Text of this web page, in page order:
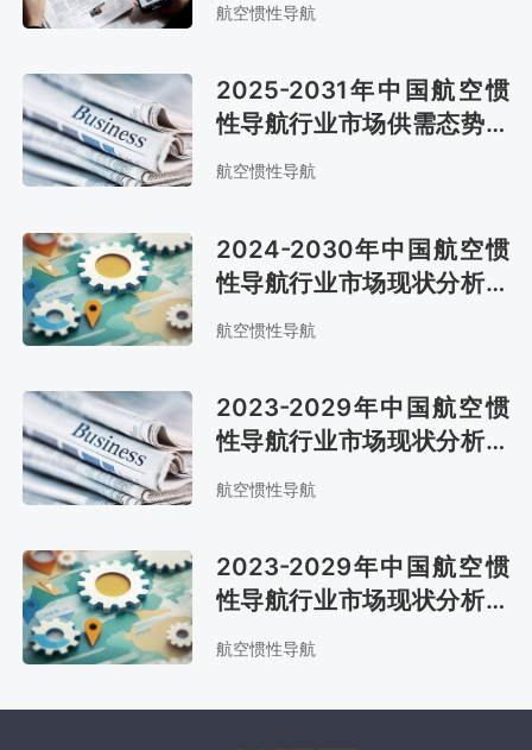
航空惯性导航
2025-2031年中国航空惯
性导航行业市场供需态势及
市场趋势预测报告
航空惯性导航
2024-2030年中国航空惯
性导航行业市场现状分析及
发展战略咨询报告
航空惯性导航
2023-2029年中国航空惯
性导航行业市场现状分析及
发展战略咨询报告
航空惯性导航
2023-2029年中国航空惯
性导航行业市场现状分析及
发展战略咨询报告
航空惯性导航